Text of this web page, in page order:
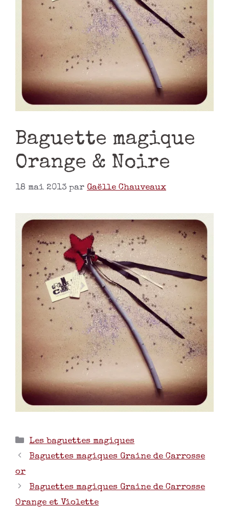
Baguette magique
Orange & Noire
18 mai 2013 par Gaëlle Chauveaux
Les baguettes magiques
Baguettes magiques Graine de Carrosse
or
Baguettes magiques Graine de Carrosse
Orange et Violette